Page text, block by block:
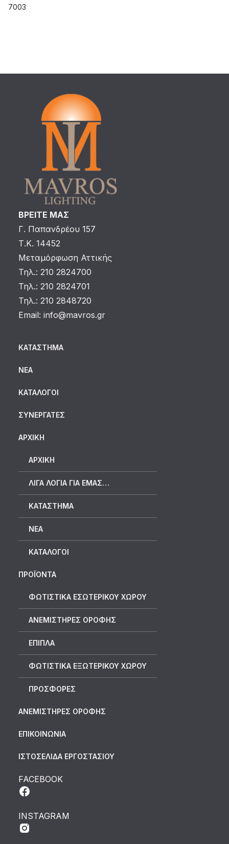
7003
ΒΡΕΙΤΕ ΜΑΣ
Γ. Παπανδρέου 157
Τ.Κ. 14452
Μεταμόρφωση Αττικής
Τηλ.: 210 2824700
Τηλ.: 210 2824701
Τηλ.: 210 2848720
Email: info@mavros.gr
ΚΑΤΆΣΤΗΜΑ
ΝΈΑ
ΚΑΤΆΛΟΓΟΙ
ΣΥΝΕΡΓΆΤΕΣ
ΑΡΧΙΚΗ
ΑΡΧΙΚΉ
ΛΊΓΑ ΛΌΓΙΑ ΓΙΑ ΕΜΆΣ…
ΚΑΤΆΣΤΗΜΑ
ΝΈΑ
ΚΑΤΆΛΟΓΟΙ
ΠΡΟΪΟΝΤΑ
ΦΩΤΙΣΤΙΚΑ ΕΣΩΤΕΡΙΚΟΥ ΧΩΡΟΥ
ΑΝΕΜΙΣΤΗΡΕΣ ΟΡΟΦΗΣ
ΕΠΙΠΛΑ
ΦΩΤΙΣΤΙΚΑ ΕΞΩΤΕΡΙΚΟΥ ΧΩΡΟΥ
ΠΡΟΣΦΟΡΕΣ
ΑΝΕΜΙΣΤΗΡΕΣ ΟΡΟΦΗΣ
ΕΠΙΚΟΙΝΩΝΙΑ
ΙΣΤΟΣΕΛΙΔΑ ΕΡΓΟΣΤΑΣΙΟΥ
FACEBOOK
INSTAGRAM